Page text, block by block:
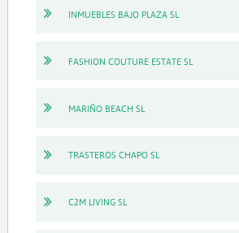
INMUEBLES BAJO PLAZA SL
FASHION COUTURE ESTATE SL
MARIÑO BEACH SL
TRASTEROS CHAPO SL
C2M LIVING SL